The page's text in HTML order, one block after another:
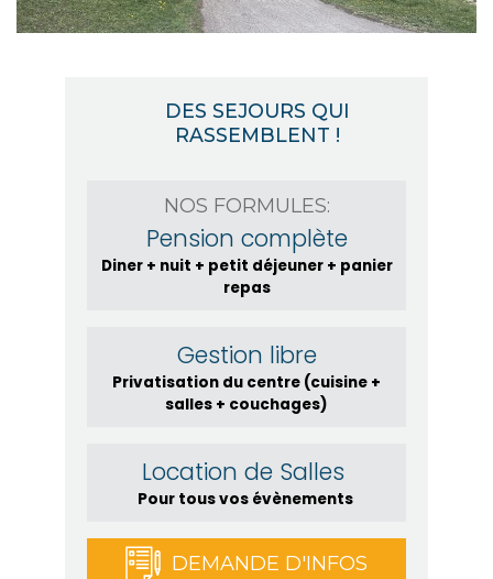
DES SEJOURS QUI
RASSEMBLENT !
NOS FORMULES:
Pension complète
Diner + nuit + petit déjeuner + panier
repas
Gestion libre
Privatisation du centre (cuisine +
salles + couchages)
Location de Salles
Pour tous vos évènements
DEMANDE D'INFOS